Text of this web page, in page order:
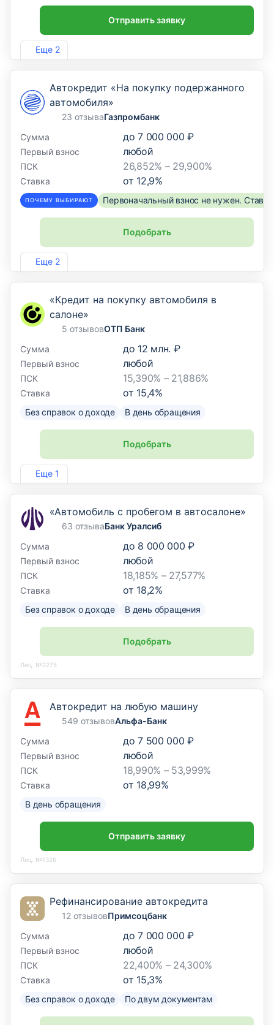
Еще 2
Отправить заявку
Лиц. №963
Еще 2
Автокредит «На покупку подержанного
автомобиля»
23 отзываГазпромбанк
Сумма
до 7 000 000 ₽
Первый взнос любой
ПСК 26,852% – 29,900%
Ставка от 12,9%
ПОЧЕМУ ВЫБИРАЮТ Первоначальный взнос не нужен.
Подобрать
Лиц. №354
Еще 1
«Кредит на покупку автомобиля в
салоне»
5 отзывовОТП Банк
Сумма
до 12 млн. ₽
Первый взнос любой
ПСК 15,390% – 21,886%
Ставка от 15,4%
Без справок о доходе В день обращения
Подобрать
Лиц. №2766
«Автомобиль с пробегом в автосалоне»
63 отзываБанк Уралсиб
Сумма
до 8 000 000 ₽
Первый взнос любой
ПСК 18,185% – 27,577%
Ставка от 18,2%
Без справок о доходе В день обращения
Подобрать
Лиц. №2275
Автокредит на любую машину
549 отзывовАльфа-Банк
Сумма
до 7 500 000 ₽
Первый взнос любой
ПСК 18,990% – 53,999%
Ставка от 18,99%
В день обращения
Отправить заявку
Лиц. №1326
Рефинансирование автокредита
12 отзывовПримсоцбанк
Сумма
до 7 000 000 ₽
Первый взнос любой
ПСК 22,400% – 24,300%
Ставка от 15,3%
Без справок о доходе По двум документам